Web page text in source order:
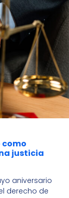
justicia
aniversario
derecho de